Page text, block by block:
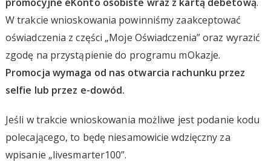
W trakcie wnioskowania powinniśmy zaakceptować
oświadczenia z części „Moje Oświadczenia” oraz wyrazić
zgodę na przystąpienie do programu mOkazje.
Promocja wymaga od nas otwarcia rachunku przez
selfie lub przez e-dowód.
Jeśli w trakcie wnioskowania możliwe jest podanie kodu
polecającego, to będę niesamowicie wdzięczny za
wpisanie „livesmarter100”.